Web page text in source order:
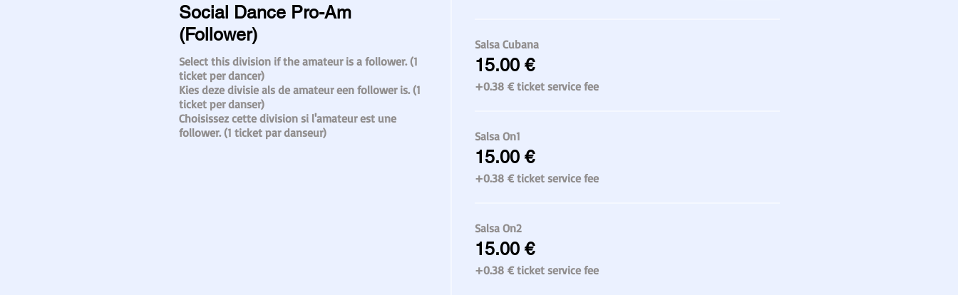
Social Dance Pro-Am
(Follower)
Select this division if the amateur is a follower. (1
ticket per dancer)
Kies deze divisie als de amateur een follower is. (1
ticket per danser)
Choisissez cette division si l'amateur est une
follower. (1 ticket par danseur)
Salsa Cubana
15.00 €
+0.38 € ticket service fee
Salsa On1
15.00 €
+0.38 € ticket service fee
Salsa On2
15.00 €
+0.38 € ticket service fee